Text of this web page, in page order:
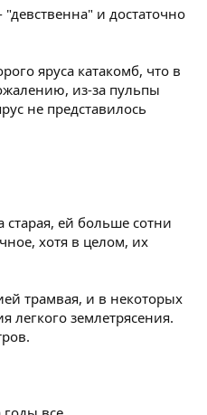
и достаточно
яруса катакомб, что в
из-за пульпы
не представилось
старая, ей больше сотни
хотя в целом, их
трамвая, и в некоторых
легкого землетрясения.